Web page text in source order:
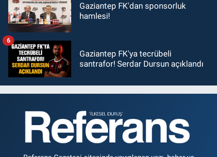
Gaziantep FK'dan sponsorluk
hamlesi!
Gaziantep FK'ya tecrübeli
santrafor! Serdar Dursun açıklandı
6